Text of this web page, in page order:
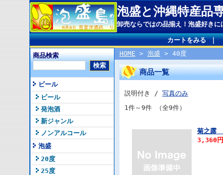
泡盛と沖縄特産
卸売ならではの品揃え！泡盛好き
カートをみる｜
商品検索
ビール
ビール
発泡酒
新ジャンル
ノンアルコール
泡盛
20度
25度
HOME > 泡盛 > 40度
商品一覧
説明付き / 写真のみ
1件～9件 （全9件）
菊之露
3,360